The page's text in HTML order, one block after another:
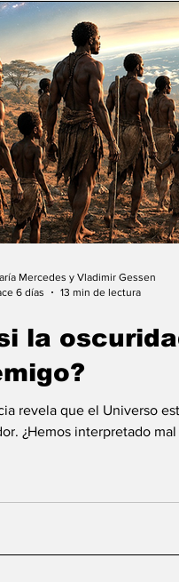
Psicología y Salud
la
revela que el Universo
¿Hemos interpretado
Mercedes y Vladimir Gessen
6 días
13 min de lectura